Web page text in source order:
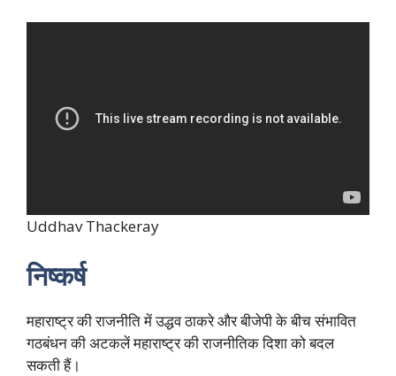
Uddhav Thackeray
निष्कर्ष
महाराष्ट्र की राजनीति में उद्धव ठाकरे और बीजेपी के बीच संभावित
गठबंधन की अटकलें महाराष्ट्र की राजनीतिक दिशा को बदल
सकती हैं।